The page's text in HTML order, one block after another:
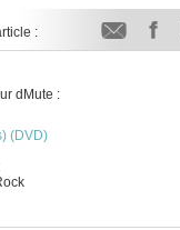
:
dMute :
(DVD)